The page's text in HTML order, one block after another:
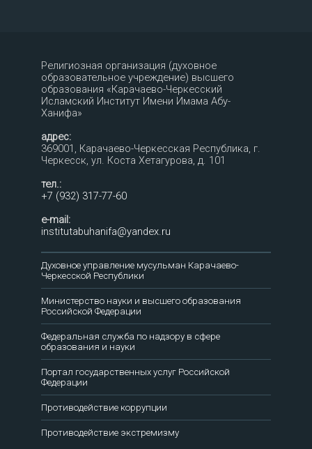
Религиозная организация (духовное
образовательное учреждение) высшего
образования «Карачаево-Черкесский
Исламский Институт Имени Имама Абу-
Ханифа»
адрес:
369001, Карачаево-Черкесская Республика, г.
Черкесск, ул. Коста Хетагурова, д. 101
тел.:
+7 (932) 317-77-60
e-mail:
institutabuhanifa@yandex.ru
Духовное управление мусульман Карачаево-
Черкесской Республики
Министерство науки и высшего образования
Российской Федерации
Федеральная служба по надзору в сфере
образования и науки
Портал государственных услуг Российской
Федерации
Противодействие коррупции
Противодействие экстремизму